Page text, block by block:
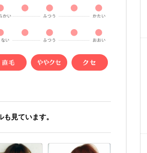
見ています。